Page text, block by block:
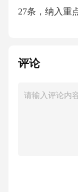
27条，纳入重
实地核查，对
检查安全措施
重点项目、
展重点抽查，
评论